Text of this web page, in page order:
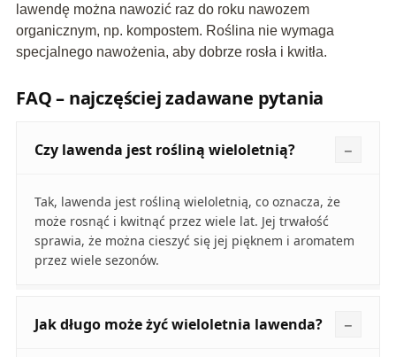
lawendę można nawozić raz do roku nawozem
organicznym, np. kompostem. Roślina nie wymaga
specjalnego nawożenia, aby dobrze rosła i kwitła.
FAQ – najczęściej zadawane pytania
Czy lawenda jest rośliną wieloletnią?
Tak, lawenda jest rośliną wieloletnią, co oznacza, że
może rosnąć i kwitnąć przez wiele lat. Jej trwałość
sprawia, że można cieszyć się jej pięknem i aromatem
przez wiele sezonów.
Jak długo może żyć wieloletnia lawenda?